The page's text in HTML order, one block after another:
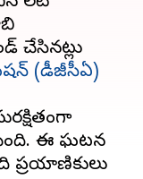
చేసినట్లు
(డీజీసీఏ)
ఈ ఘటన